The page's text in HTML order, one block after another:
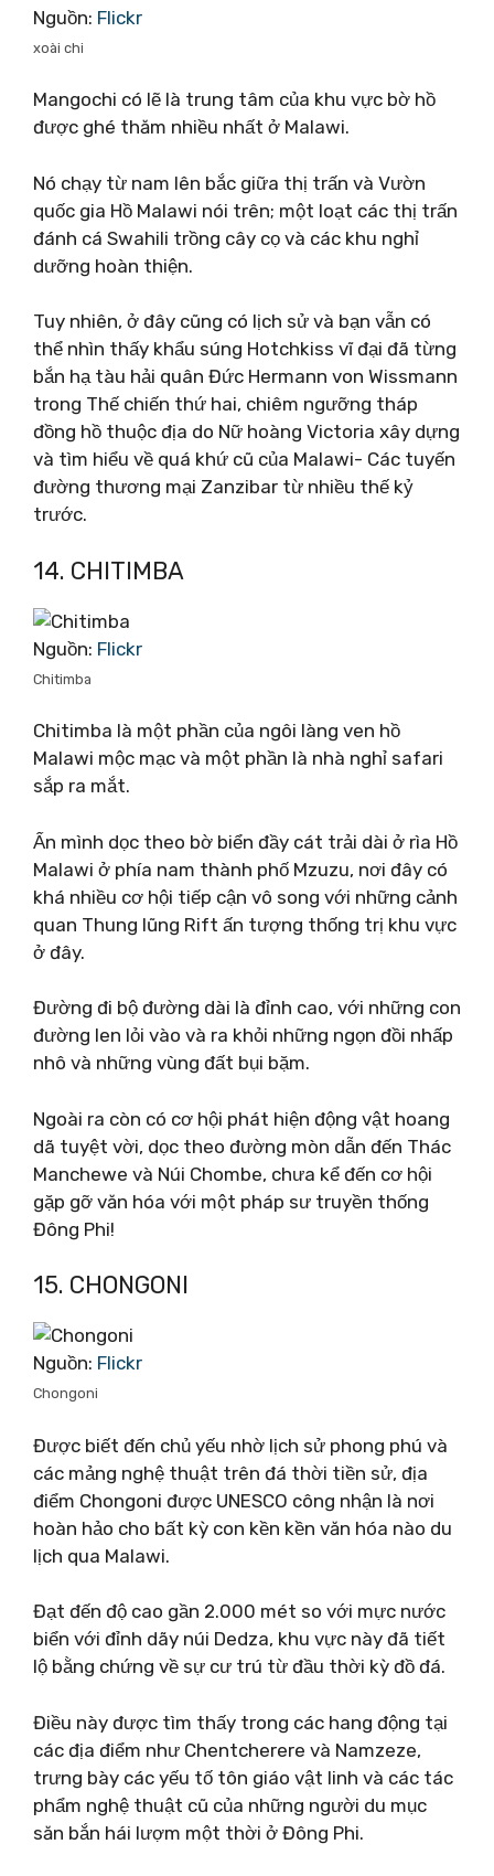
Nguồn: Flickr
xoài chi
Mangochi có lẽ là trung tâm của khu vực bờ hồ
được ghé thăm nhiều nhất ở Malawi.
Nó chạy từ nam lên bắc giữa thị trấn và Vườn
quốc gia Hồ Malawi nói trên; một loạt các thị trấn
đánh cá Swahili trồng cây cọ và các khu nghỉ
dưỡng hoàn thiện.
Tuy nhiên, ở đây cũng có lịch sử và bạn vẫn có
thể nhìn thấy khẩu súng Hotchkiss vĩ đại đã từng
bắn hạ tàu hải quân Đức Hermann von Wissmann
trong Thế chiến thứ hai, chiêm ngưỡng tháp
đồng hồ thuộc địa do Nữ hoàng Victoria xây dựng
và tìm hiểu về quá khứ cũ của Malawi- Các tuyến
đường thương mại Zanzibar từ nhiều thế kỷ
trước.
14. CHITIMBA
Nguồn: Flickr
Chitimba
Chitimba là một phần của ngôi làng ven hồ
Malawi mộc mạc và một phần là nhà nghỉ safari
sắp ra mắt.
Ẩn mình dọc theo bờ biển đầy cát trải dài ở rìa Hồ
Malawi ở phía nam thành phố Mzuzu, nơi đây có
khá nhiều cơ hội tiếp cận vô song với những cảnh
quan Thung lũng Rift ấn tượng thống trị khu vực
ở đây.
Đường đi bộ đường dài là đỉnh cao, với những con
đường len lỏi vào và ra khỏi những ngọn đồi nhấp
nhô và những vùng đất bụi bặm.
Ngoài ra còn có cơ hội phát hiện động vật hoang
dã tuyệt vời, dọc theo đường mòn dẫn đến Thác
Manchewe và Núi Chombe, chưa kể đến cơ hội
gặp gỡ văn hóa với một pháp sư truyền thống
Đông Phi!
15. CHONGONI
Nguồn: Flickr
Chongoni
Được biết đến chủ yếu nhờ lịch sử phong phú và
các mảng nghệ thuật trên đá thời tiền sử, địa
điểm Chongoni được UNESCO công nhận là nơi
hoàn hảo cho bất kỳ con kền kền văn hóa nào du
lịch qua Malawi.
Đạt đến độ cao gần 2.000 mét so với mực nước
biển với đỉnh dãy núi Dedza, khu vực này đã tiết
lộ bằng chứng về sự cư trú từ đầu thời kỳ đồ đá.
Điều này được tìm thấy trong các hang động tại
các địa điểm như Chentcherere và Namzeze,
trưng bày các yếu tố tôn giáo vật linh và các tác
phẩm nghệ thuật cũ của những người du mục
săn bắn hái lượm một thời ở Đông Phi.